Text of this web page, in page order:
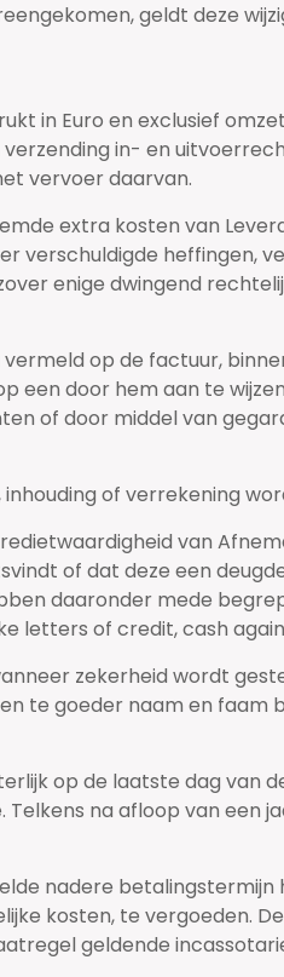
geldt deze
in Euro en exclusief
in- en
vervoer daarvan.
extra kosten van
verschuldigde heffingen,
enige dwingend
op de factuur,
een door hem aan te
of door middel van
of verrekening
van
of dat deze een
daaronder mede
letters of credit, cash
zekerheid wordt
te goeder naam en faam
op de laatste dag van
na afloop van
nadere
kosten, te vergoeden.
geldende